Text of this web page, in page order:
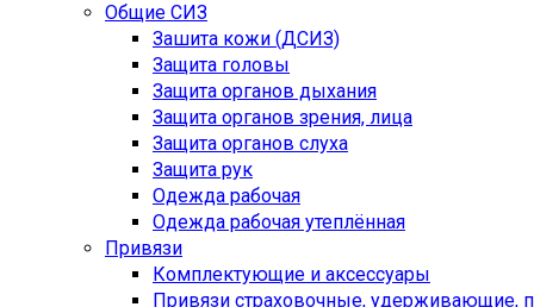
Общие СИЗ
Зашита кожи (ДСИЗ)
Защита головы
Защита органов дыхания
Защита органов зрения, лица
Защита органов слуха
Защита рук
Одежда рабочая
Одежда рабочая утеплённая
Привязи
Комплектующие и аксессуары
Привязи страховочные, удерживающие,